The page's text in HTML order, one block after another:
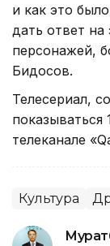
и как это
дать ответ на
персонажей,
Бидосов.
Телесериал,
показываться
телеканале
Культура